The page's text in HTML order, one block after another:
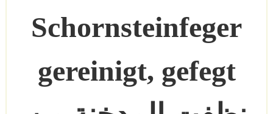
Schornsteinfeger
gereinigt, gefegt